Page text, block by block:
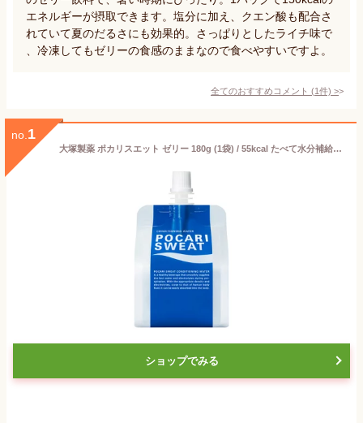
エネルギーが摂取できます。塩分に加え、クエン酸も配合さ
れていて夏のだるさにも効果的。さっぱりとしたライチ味で
、冷凍してもゼリーの食感のままなので食べやすいですよ。
全てのおすすめコメント (1件) >
no. 1
大塚製薬 ポカリスエット ゼリー 180g (1袋) / 55kcal たべて水分補給 栄養補給 素早く吸収 ゼリー飲料
ショップでみる